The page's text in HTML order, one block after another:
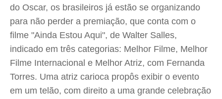
do Oscar, os brasileiros já estão se organizando
para não perder a premiação, que conta com o
filme "Ainda Estou Aqui", de Walter Salles,
indicado em três categorias: Melhor Filme, Melhor
Filme Internacional e Melhor Atriz, com Fernanda
Torres. Uma atriz carioca propôs exibir o evento
em um telão, com direito a uma grande celebração